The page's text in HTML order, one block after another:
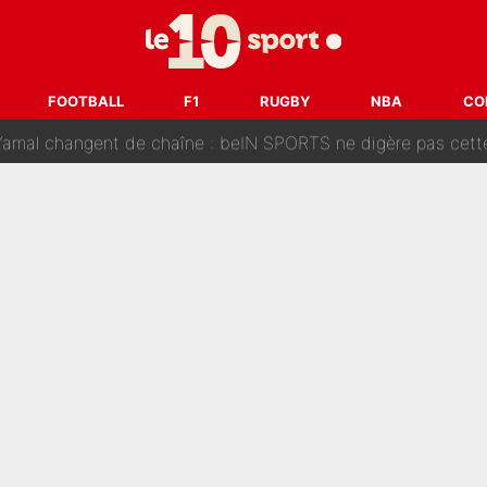
FOOTBALL F1 RUGBY NBA
les recrues espérées par Bruno Genesio et Grégory
: Ces autres joueurs du XV de France pourraient aussi quitter le Stade
changent de chaîne : beIN SPORTS ne digère pas cette décision